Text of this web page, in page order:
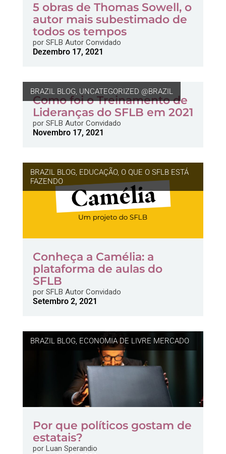
5 obras de Thomas Sowell, o
autor mais subestimado de
todos os tempos
porSFLB Autor Convidado
Dezembro 17, 2021
BRAZIL BLOG, UNCATEGORIZED @BRAZIL
Como foi o Treinamento de
Lideranças do SFLB em 2021
porSFLB Autor Convidado
Novembro 17, 2021
BRAZIL BLOG, EDUCAÇÃO, O QUE O SFLB ESTÁ
FAZENDO
Conheça a Camélia: a
plataforma de aulas do
SFLB
porSFLB Autor Convidado
Setembro 2, 2021
BRAZIL BLOG, ECONOMIA DE LIVRE MERCADO
Por que políticos gostam de
estatais?
porLuan Sperandio